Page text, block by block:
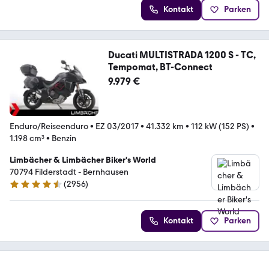
Kontakt Parken
Ducati MULTISTRADA 1200 S - TC,
Tempomat, BT-Connect
9.979 €
Enduro/Reiseenduro• EZ 03/2017• 41.332 km • 112 kW (152 PS) •
1.198 cm³• Benzin
Limbächer & Limbächer Biker's World
70794 Filderstadt - Bernhausen
4.7 Sterne
(2956)
Kontakt Parken